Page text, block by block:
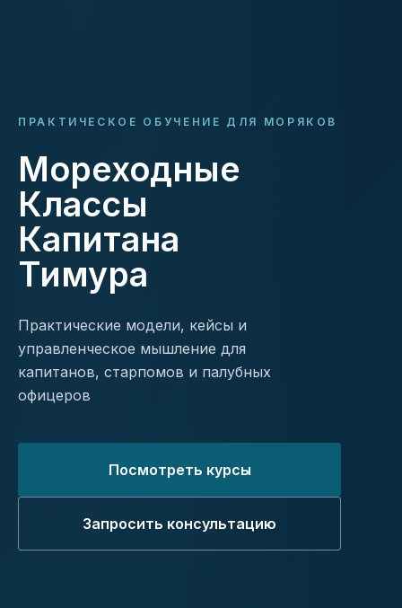
ПРАКТИЧЕСКОЕ ОБУЧЕНИЕ ДЛЯ МОРЯКОВ
Мореходные
Классы
Капитана
Тимура
Практические модели, кейсы и
управленческое мышление для
капитанов, старпомов и палубных
офицеров
Посмотреть курсы
Запросить консультацию